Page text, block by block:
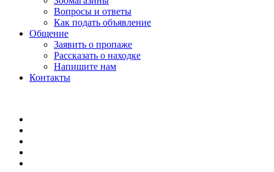
Вопросы и ответы
Как подать объявление
Общение
Заявить о пропаже
Рассказать о находке
Напишите нам
Контакты